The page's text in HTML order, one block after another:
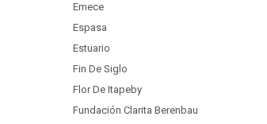
Emece
Espasa
Estuario
Fin De Siglo
Flor De Itapeby
Fundación Clarita Berenbau